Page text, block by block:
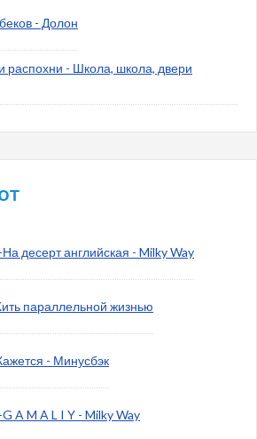
- Долон
распохни - Школа, школа, двери
десерт английская - Milky Way
параллельной жизнью
- Минусбэк
A M A L I Y - Milky Way